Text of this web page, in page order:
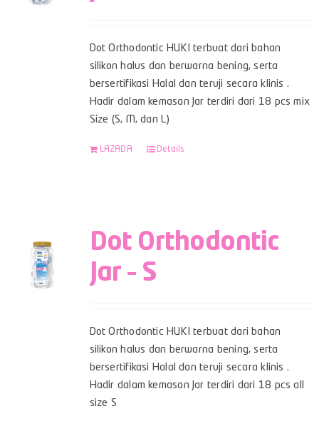
Dot Orthodontic HUKI terbuat dari bahan
silikon halus dan berwarna bening, serta
bersertifikasi Halal dan teruji secara klinis .
Hadir dalam kemasan Jar terdiri dari 18 pcs mix
Size (S, M, dan L)
LAZADA Details
Dot Orthodontic
Jar – S
Dot Orthodontic HUKI terbuat dari bahan
silikon halus dan berwarna bening, serta
bersertifikasi Halal dan teruji secara klinis .
Hadir dalam kemasan Jar terdiri dari 18 pcs all
size S